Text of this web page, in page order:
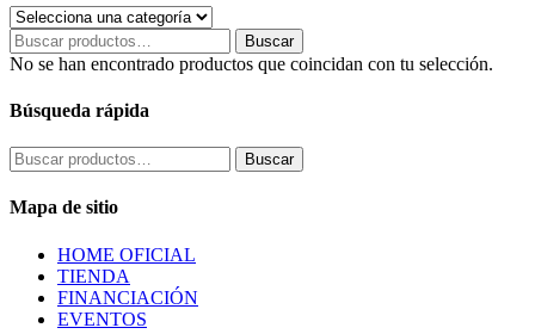
Buscar
por:
Buscar
No se han encontrado productos que coincidan con tu selección.
Búsqueda rápida
Buscar
por:
Buscar
Mapa de sitio
HOME OFICIAL
TIENDA
FINANCIACIÓN
EVENTOS